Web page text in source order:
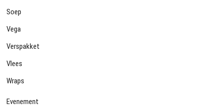
Soep
Vega
Verspakket
Vlees
Wraps
Evenement